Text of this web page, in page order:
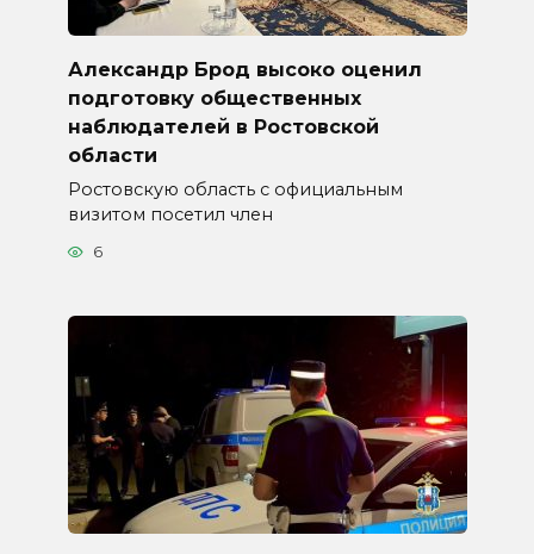
Александр Брод высоко оценил
подготовку общественных
наблюдателей в Ростовской
области
Ростовскую область с официальным
визитом посетил член
6